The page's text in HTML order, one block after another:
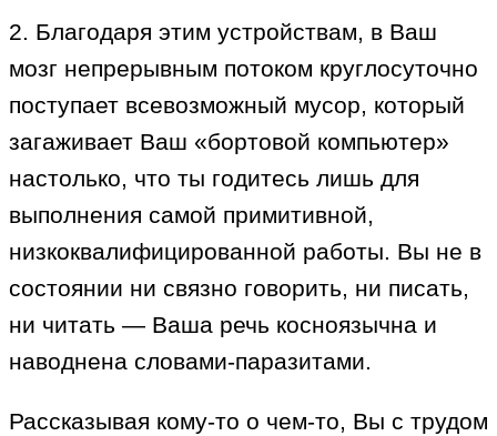
2. Благодаря этим устройствам, в Ваш
мозг непрерывным потоком круглосуточно
поступает всевозможный мусор, который
загаживает Ваш «бортовой компьютер»
настолько, что ты годитесь лишь для
выполнения самой примитивной,
низкоквалифицированной работы. Вы не в
состоянии ни связно говорить, ни писать,
ни читать — Ваша речь косноязычна и
наводнена словами-паразитами.
Рассказывая кому-то о чем-то, Вы с трудом